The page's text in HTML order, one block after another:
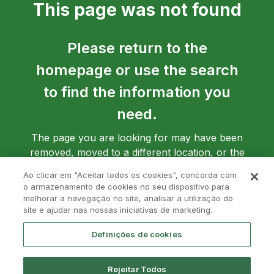
This page was not found
Please return to the
homepage or use the search
to find the information you
need.
The page you are looking for may have been
removed, moved to a different location, or the
Ao clicar em "Aceitar todos os cookies", concorda com
o armazenamento de cookies no seu dispositivo para
melhorar a navegação no site, analisar a utilização do
site e ajudar nas nossas iniciativas de marketing.
Definições de cookies
Rejeitar Todos